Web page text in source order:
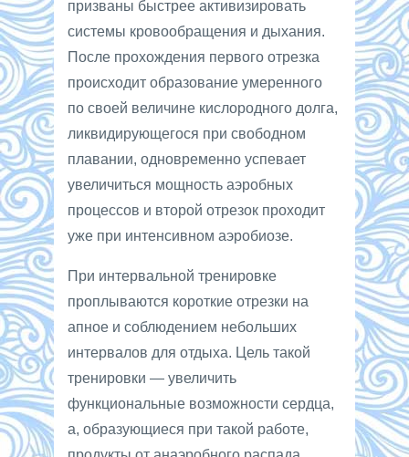
призваны быстрее активизировать
системы кровообращения и дыхания.
После прохождения первого отрезка
происходит образование умеренного
по своей величине кислородного долга,
ликвидирующегося при свободном
плавании, одновременно успевает
увеличиться мощность аэробных
процессов и второй отрезок проходит
уже при интенсивном аэробиозе.
При интервальной тренировке
проплываются короткие отрезки на
апное и соблюдением небольших
интервалов для отдыха. Цель такой
тренировки — увеличить
функциональные возможности сердца,
а, образующиеся при такой работе,